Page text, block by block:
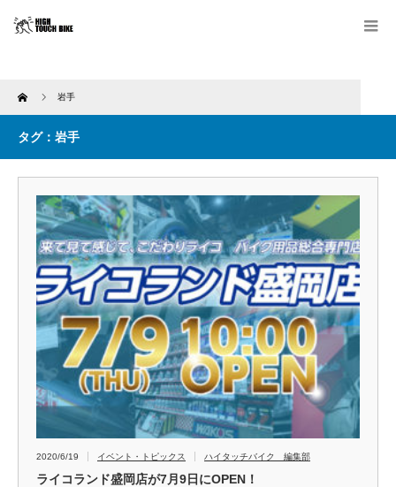
Home 岩手
タグ：岩手
2020/6/19 イベント・トピックス ハイタッチバイク 編集部
ライコランド盛岡店が7月9日にOPEN！